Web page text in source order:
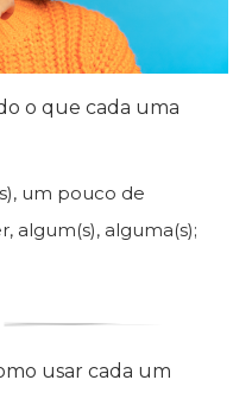
o que cada uma
um pouco de
algum(s), alguma(s);
usar cada um